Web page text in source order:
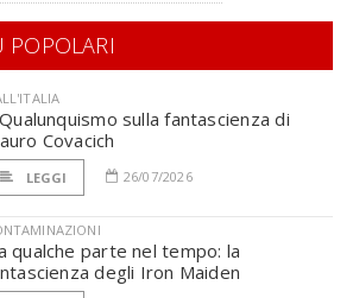
POPOLARI
sulla fantascienza di
Covacich
LEGGI 26/07/2026
qualche parte nel tempo: la
degli Iron Maiden